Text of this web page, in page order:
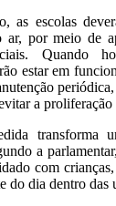
as escolas
ar, por meio de
Quando
estar em
a
transforma
a
com
do dia dentro das